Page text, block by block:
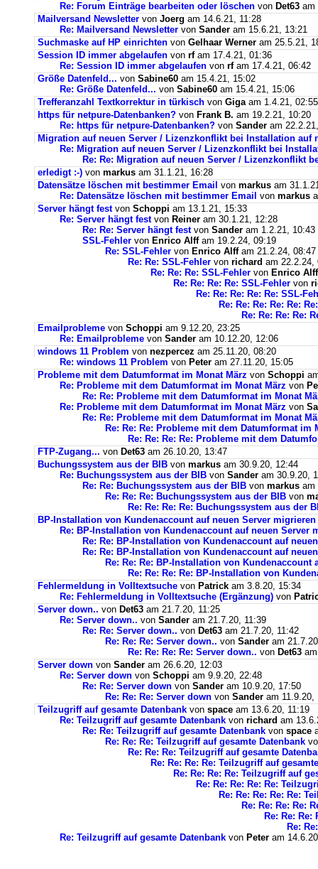
Re: Forum Einträge bearbeiten oder löschen von Det63 am
Mailversand Newsletter von Joerg am 14.6.21, 11:28
Re: Mailversand Newsletter von Sander am 15.6.21, 13:21
Suchmaske auf HP einrichten von Gelhaar Werner am 25.5.21,
Session ID immer abgelaufen von rfam 17.4.21, 01:36
Re: Session ID immer abgelaufen von rfam 17.4.21, 06:42
Größe Datenfeld... von Sabine60 am 15.4.21, 15:02
Re: Größe Datenfeld... von Sabine60 am 15.4.21, 15:06
Trefferanzahl Textkorrektur in türkisch von Gigaam 1.4.21, 02:55
https für netpure-Datenbanken? von Frank B. am 19.2.21, 10:20
Re: https für netpure-Datenbanken? von Sander am
Migration auf neuen Server / Lizenzkonflikt bei Installation auf
Re: Migration auf neuen Server / Lizenzkonflikt bei
Re: Re: Migration auf neuen Server / Lizenzkonflikt
erledigt :-) von markus am 31.1.21, 16:28
Datensätze löschen mit bestimmer Email von markus am
Re: Datensätze löschen mit bestimmer Email von markus
Server hängt festvon Schoppi am 13.1.21, 15:33
Re: Server hängt festvon Reiner am 30.1.21, 12:28
Re: Re: Server hängt festvon Sander am 1.2.21, 10:43
SSL-Fehler von Enrico Alffam 19.2.24, 09:19
Re: SSL-Fehler von Enrico Alffam 21.2.24, 08:47
Re: Re: SSL-Fehler von richard am 22.2.24,
Re: Re: Re: SSL-Fehler von Enrico Alff
Re: Re: Re: Re: SSL-Fehler von
Re: Re: Re: Re: Re: SSL-
Re: Re: Re: Re: Re:
Re: Re: Re: Re:
Emailprobleme von Schoppi am 9.12.20, 23:25
Re: Emailprobleme von Sander am 10.12.20, 12:06
windows 11 Problem von nezpercez am 25.11.20, 08:20
Re: windows 11 Problem von Peter am 27.11.20, 15:05
Probleme mit dem Datumformat im Monat März von Schoppi
Re: Probleme mit dem Datumformat im Monat März von
Re: Re: Probleme mit dem Datumformat im Monat
Re: Probleme mit dem Datumformat im Monat März von
Re: Re: Probleme mit dem Datumformat im Monat
Re: Re: Re: Probleme mit dem Datumformat im
Re: Re: Re: Re: Probleme mit dem
FTP-Zugang... von Det63 am 26.10.20, 13:47
Buchungssystem aus der BIB von markus am 30.9.20, 12:44
Re: Buchungssystem aus der BIB von Sander am 30.9.20,
Re: Re: Buchungssystem aus der BIB von markus am
Re: Re: Re: Buchungssystem aus der BIB von
Re: Re: Re: Re: Buchungssystem aus der
BP-Installation von Kundenaccount auf neuen Server migrieren
Re: BP-Installation von Kundenaccount auf neuen Server
Re: Re: BP-Installation von Kundenaccount auf
Re: Re: BP-Installation von Kundenaccount auf
Re: Re: Re: BP-Installation von Kundenaccount
Re: Re: Re: Re: BP-Installation von
Fehlermeldung in Volltextsuche von Patrick am 3.8.20, 15:34
Re: Fehlermeldung in Volltextsuche (Ergänzung) von
Server down.. von Det63 am 21.7.20, 11:25
Re: Server down.. von Sander am 21.7.20, 11:39
Re: Re: Server down.. von Det63 am 21.7.20, 11:42
Re: Re: Re: Server down.. von Sander am
Re: Re: Re: Re: Server down.. von Det63
Server down von Sander am 26.6.20, 12:03
Re: Server down von Schoppi am 9.9.20, 22:48
Re: Re: Server down von Sander am 10.9.20, 17:50
Re: Re: Re: Server down von Sander am 11.9.20,
Teilzugriff auf gesamte Datenbank von space am 13.6.20, 11:19
Re: Teilzugriff auf gesamte Datenbank von richard am
Re: Re: Teilzugriff auf gesamte Datenbank von space
Re: Re: Re: Teilzugriff auf gesamte Datenbank
Re: Re: Re: Teilzugriff auf gesamte
Re: Re: Re: Re: Teilzugriff auf
Re: Re: Re: Re: Teilzugriff auf
Re: Re: Re: Re: Re:
Re: Re: Re: Re: Re:
Re: Re: Re: Re:
Re: Re: Re:
Re:
Re: Teilzugriff auf gesamte Datenbank von Peter am